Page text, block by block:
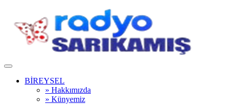
BİREYSEL
» Hakkımızda
» Künyemiz